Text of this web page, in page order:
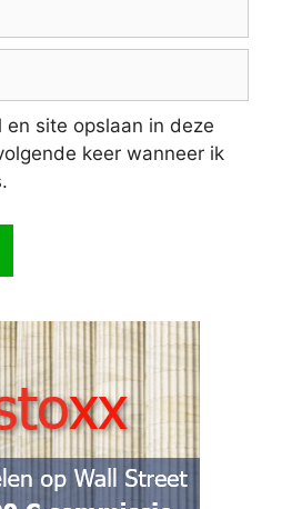
en site opslaan in deze
keer wanneer ik